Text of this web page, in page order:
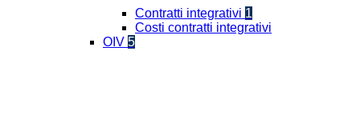
Contratti integrativi 1
Costi contratti integrativi
OIV 5